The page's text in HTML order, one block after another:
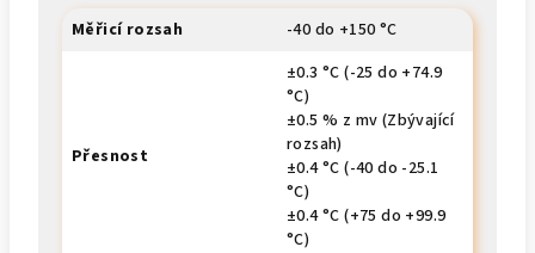
Měřicí rozsah -40 do +150 °C
Přesnost
±0.3 °C (-25 do +74.9
°C)
±0.5 % z mv (Zbývající
rozsah)
±0.4 °C (-40 do -25.1
°C)
±0.4 °C (+75 do +99.9
°C)